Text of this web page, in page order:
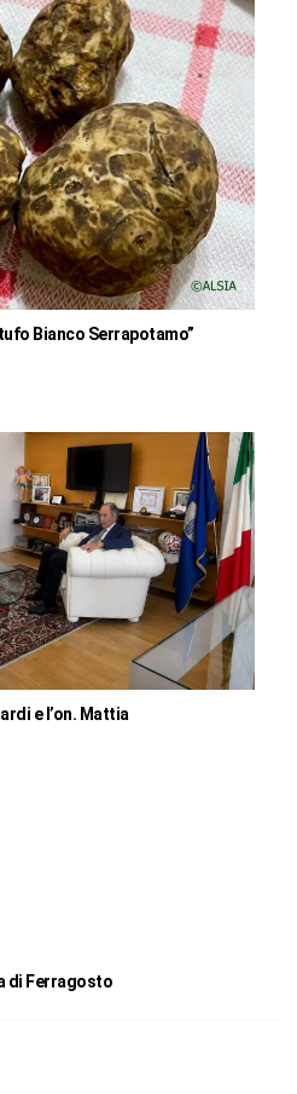
Bianco Serrapotamo”
e l’on. Mattia
di Ferragosto